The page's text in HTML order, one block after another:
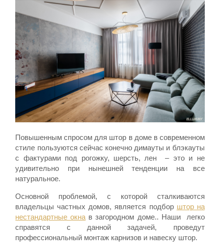
Повышенным спросом для штор в доме в современном
стиле пользуются сейчас конечно димауты и блэкауты
с фактурами под рогожку, шерсть, лен – это и не
удивительно при нынешней тенденции на все
натуральное.
Основной проблемой, с которой сталкиваются
владельцы частных домов, является подбор штор на
нестандартные окна в загородном доме.. Наши легко
справятся с данной задачей, проведут
профессиональный монтаж карнизов и навеску штор.